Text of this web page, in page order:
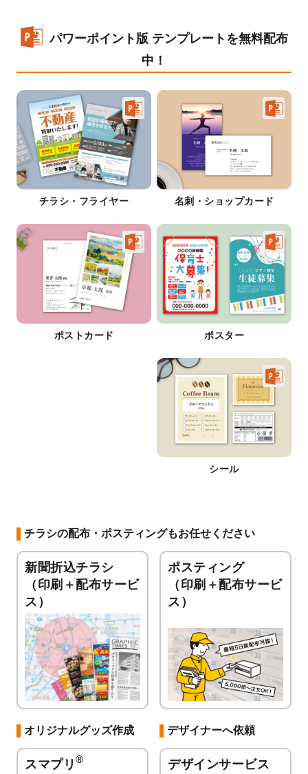
パワーポイント版 テンプレートを無料配布
中！
チラシ・フライヤー 名刺・ショップカード
ポストカード ポスター
シール
チラシの配布・ポスティングもお任せください
新聞折込チラシ
（印刷＋配布サービ
ス）
ポスティング
（印刷＋配布サービ
ス）
オリジナルグッズ作成
スマプリ ®
デザイナーへ依頼
デザインサービス